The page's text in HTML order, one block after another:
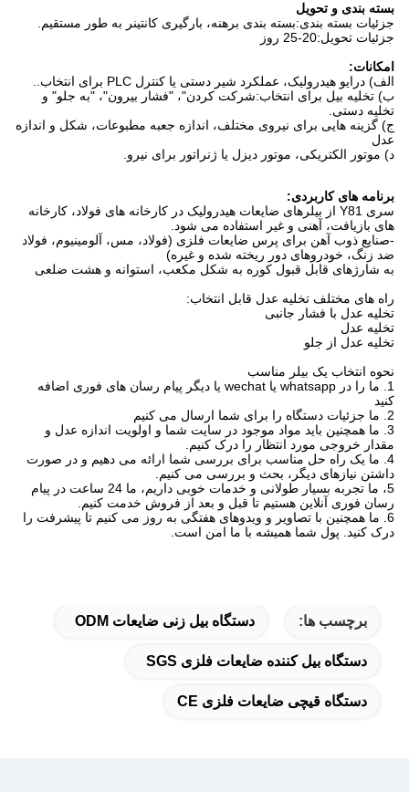
بسته بندی و تحویل
جزئیات بسته بندی:بسته بندی برهنه، بارگیری کانتینر به طور مستقیم.
جزئیات تحویل: 20-25 روز
امکانات:
الف) درایو هیدرولیک، عملکرد شیر دستی یا کنترل PLC برای انتخاب..
ب) تخلیه بیل برای انتخاب:شرکت کردن"، "فشار بیرون"، "به جلو" و
تخلیه دستی.
ج) گزینه هایی برای نیروی مختلف، اندازه جعبه مطبوعات، شکل و اندازه
عدل
د) موتور الکتریکی، موتور دیزل یا ژنراتور برای نیرو.
برنامه های کاربردی:
سری Y81 از بیلرهای ضایعات هیدرولیک در کارخانه های فولاد، کارخانه
های بازیافت، آهنی و غیر استفاده می شود.
-صنایع ذوب آهن برای پرس ضایعات فلزی (فولاد، مس، آلومینیوم، فولاد
ضد زنگ، خودروهای دور ریخته شده و غیره)
به شارژهای قابل قبول کوره به شکل مکعب، استوانه و هشت ضلعی
راه های مختلف تخلیه عدل قابل انتخاب:
تخلیه عدل با فشار جانبی
تخلیه عدل
تخلیه عدل از جلو
نحوه انتخاب یک بیلر مناسب
1. ما را در whatsapp یا wechat یا دیگر پیام رسان های فوری اضافه
کنید
3. ما همچنین باید مواد موجود در سایت شما و اولویت اندازه عدل و
مقدار خروجی مورد انتظار را درک کنیم.
4. ما یک راه حل مناسب برای بررسی شما ارائه می دهیم و در صورت
داشتن نیازهای دیگر، بحث و بررسی می کنیم.
5، ما تجربه بسیار طولانی و خدمات خوبی داریم، ما 24 ساعت در پیام
رسان فوری آنلاین هستیم تا قبل و بعد از فروش خدمت کنیم.
6. ما همچنین با تصاویر و ویدوهای هفتگی به روز می کنیم تا پیشرفت را
درک کنید. پول شما همیشه با ما امن است.
برچسب ها: دستگاه بیل زنی ضایعات ODM
دستگاه بیل کننده ضایعات فلزی SGS
دستگاه قیچی ضایعات فلزی CE